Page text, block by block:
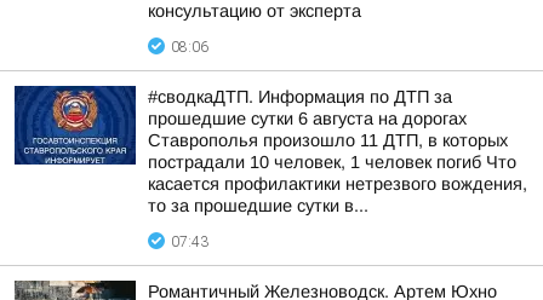
консультацию от эксперта
08:06
#сводкаДТП. Информация по ДТП за
прошедшие сутки 6 августа на дорогах
Ставрополья произошло 11 ДТП, в которых
пострадали 10 человек, 1 человек погиб Что
касается профилактики нетрезвого вождения,
то за прошедшие сутки в...
07:43
Романтичный Железноводск. Артем Юхно